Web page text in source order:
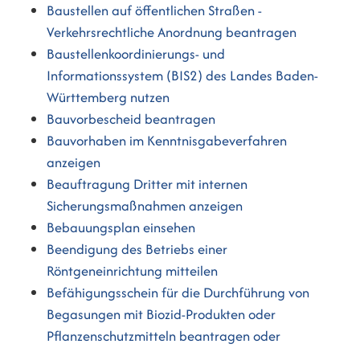
Baustellen auf öffentlichen Straßen -
Verkehrsrechtliche Anordnung beantragen
Baustellenkoordinierungs- und
Informationssystem (BIS2) des Landes Baden-
Württemberg nutzen
Bauvorbescheid beantragen
Bauvorhaben im Kenntnisgabeverfahren
anzeigen
Beauftragung Dritter mit internen
Sicherungsmaßnahmen anzeigen
Bebauungsplan einsehen
Beendigung des Betriebs einer
Röntgeneinrichtung mitteilen
Befähigungsschein für die Durchführung von
Begasungen mit Biozid-Produkten oder
Pflanzenschutzmitteln beantragen oder